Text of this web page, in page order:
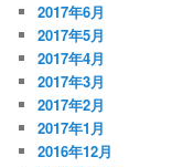
2017年6月
2017年5月
2017年4月
2017年3月
2017年2月
2017年1月
2016年12月